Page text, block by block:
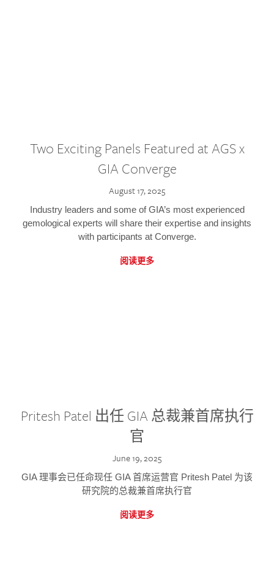
Two Exciting Panels Featured at AGS x
GIA Converge
August 17, 2025
Industry leaders and some of GIA’s most experienced
gemological experts will share their expertise and insights
with participants at Converge.
阅读更多
Pritesh Patel 出任 GIA 总裁兼首席执行
官
June 19, 2025
GIA 理事会已任命现任 GIA 首席运营官 Pritesh Patel 为该
研究院的总裁兼首席执行官
阅读更多